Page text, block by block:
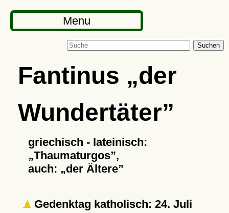
Menu
Suchen
Fantinus
der
Wundertäter
griechisch - lateinisch:
Thaumaturgos ,
auch:
der Ältere
Gedenktag katholisch: 24. Juli